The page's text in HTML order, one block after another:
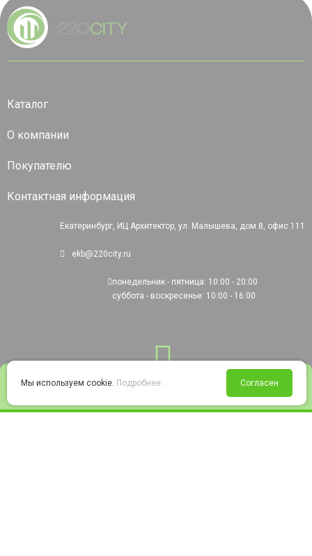
Войти Избранное Корзина
Каталог
О компании
Покупателю
Контактная информация
Екатеринбург, ИЦ Архитектор, ул. Малышева, дом 8, офис 111
ekb@220city.ru
понедельник - пятница: 10:00 - 20:00
суббота - воскресенье: 10:00 - 16:00
Мы используем cookie. Подробнее... Согласен